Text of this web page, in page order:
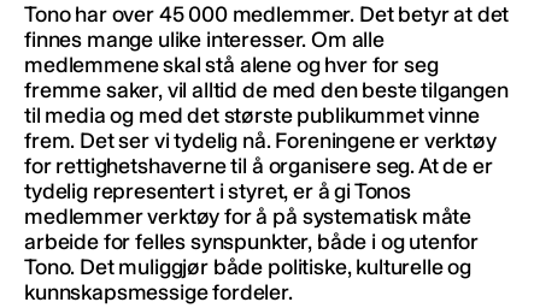
Tono har over 45 000 medlemmer. Det betyr at det
finnes mange ulike interesser. Om alle
medlemmene skal stå alene og hver for seg
fremme saker, vil alltid de med den beste tilgangen
til media og med det største publikummet vinne
frem. Det ser vi tydelig nå. Foreningene er verktøy
for rettighetshaverne til å organisere seg. At de er
tydelig representert i styret, er å gi Tonos
medlemmer verktøy for å på systematisk måte
arbeide for felles synspunkter, både i og utenfor
Tono. Det muliggjør både politiske, kulturelle og
kunnskapsmessige fordeler.